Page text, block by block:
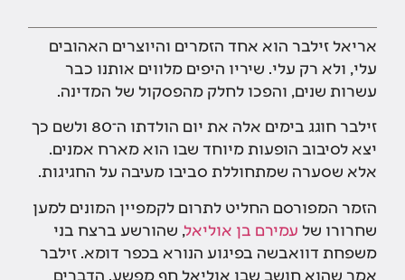
אריאל זילבר הוא אחד הזמרים והיוצרים האהובים
עלי, ולא רק עלי. שיריו היפים מלווים אותנו כבר
עשרות שנים, והפכו לחלק מהפסקול של המדינה.
זילבר חוגג בימים אלה את יום הולדתו ה־80 ולשם כך
יצא לסיבוב הופעות מיוחד שבו הוא מארח אמנים.
אלא שסערה שמתחוללת סביבו מעיבה על החגיגות.
הזמר המפורסם החליט לתרום לקמפיין המונים למען
שחרורו של עמירם בן אוליאל, שהורשע ברצח בני
משפחת דוואבשה בפיגוע הנורא בכפר דומא. זילבר
אמר שהוא חושב שבן אוליאל חף מפשע. הדברים